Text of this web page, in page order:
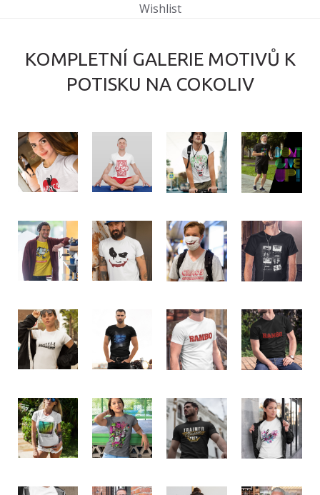
Wishlist
KOMPLETNÍ GALERIE MOTIVŮ K
POTISKU NA COKOLIV